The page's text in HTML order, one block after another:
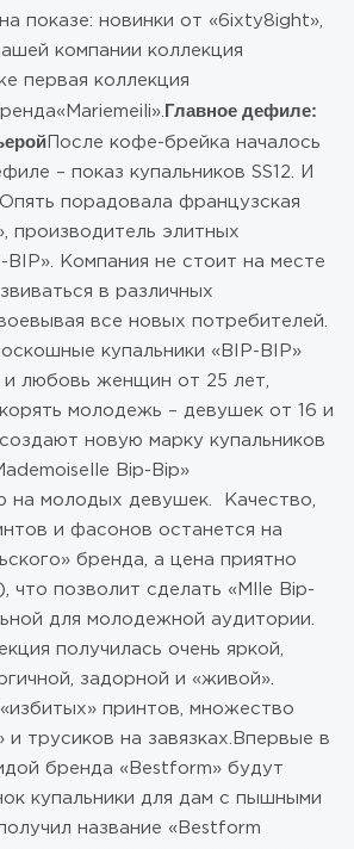
показе: новинки от «6ixty8ight»,
компании коллекция
первая коллекция
Главное дефиле:
После кофе-брейка началось
– показ купальников SS12. И
порадовала французская
производитель элитных
BIP». Компания не стоит на месте
в различных
все новых потребителей.
купальники «BIP-BIP»
и любовь женщин от 25 лет,
молодежь – девушек от 16 и
новую марку купальников
Bip-Bip»
на молодых девушек. Качество,
и фасонов останется на
бренда, а цена приятно
что позволит сделать «Mlle Bip-
для молодежной аудитории.
получилась очень яркой,
задорной и «живой».
принтов, множество
и трусиков на завязках.Впервые в
бренда «Bestform» будут
купальники для дам с пышными
название «Bestform